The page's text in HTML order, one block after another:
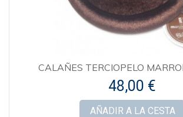
CALAÑES TERCIOPELO
48,00 €
AÑADIR A LA CESTA